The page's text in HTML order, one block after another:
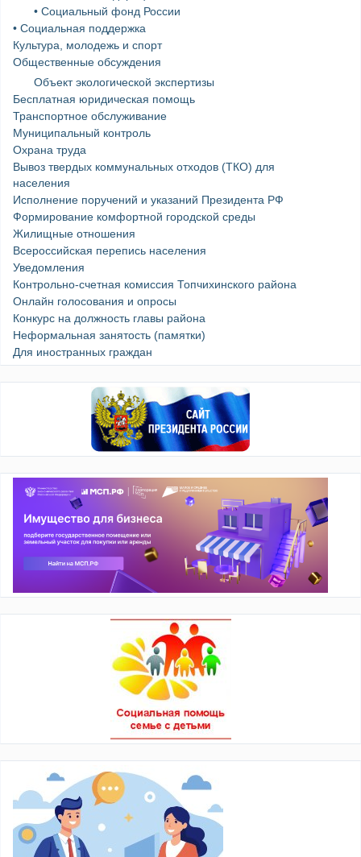
• Социальный фонд России
• Социальная поддержка
Культура, молодежь и спорт
Общественные обсуждения
Объект экологической экспертизы
Бесплатная юридическая помощь
Транспортное обслуживание
Муниципальный контроль
Охрана труда
Вывоз твердых коммунальных отходов (ТКО) для
населения
Исполнение поручений и указаний Президента РФ
Формирование комфортной городской среды
Жилищные отношения
Всероссийская перепись населения
Уведомления
Контрольно-счетная комиссия Топчихинского района
Онлайн голосования и опросы
Конкурс на должность главы района
Неформальная занятость (памятки)
Для иностранных граждан